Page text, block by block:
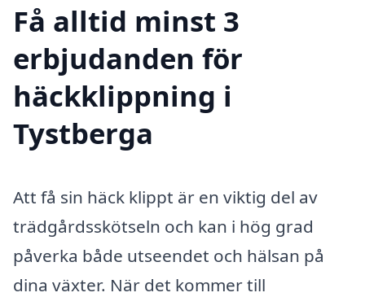
Få alltid minst 3
erbjudanden för
häckklippning i
Tystberga
Att få sin häck klippt är en viktig del av
trädgårdsskötseln och kan i hög grad
påverka både utseendet och hälsan på
dina växter. När det kommer till